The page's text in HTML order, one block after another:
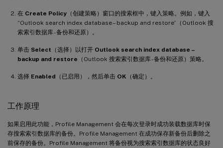
在 Create Policy （创建策略）窗口的搜索框中，键入策略。例如，键入
“Outlook search index database – backup and restore”（Outlook 搜
索索引数据库 - 备份和还原）。
单击 Select （选择）以打开 Outlook search index database –
backup and restore （Outlook 搜索索引数据库 - 备份和还原）策略。
选择 Enabled （已启用），然后单击 OK （确定）。
工作原理
如果启用此功能，Profile Management 会在每次登录时成功装载数据库时保
存搜索索引数据库的备份。Profile Management 在成功保存新备份后删除之
前保存的备份。Profile Management 将备份视为搜索索引数据库的状态良好